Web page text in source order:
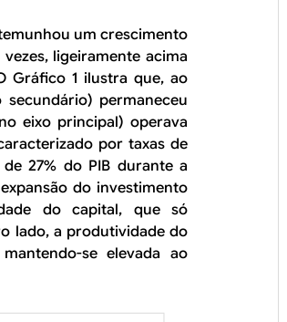
um crescimento
ligeiramente acima
Gráfico 1 ilustra que, ao
permaneceu
eixo principal) operava
por taxas de
27% do PIB durante a
do investimento
do capital, que só
lado, a produtividade do
se elevada ao